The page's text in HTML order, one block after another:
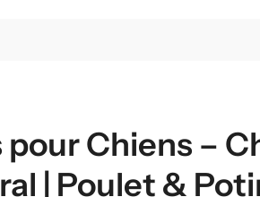
Chiens –
| Poulet &